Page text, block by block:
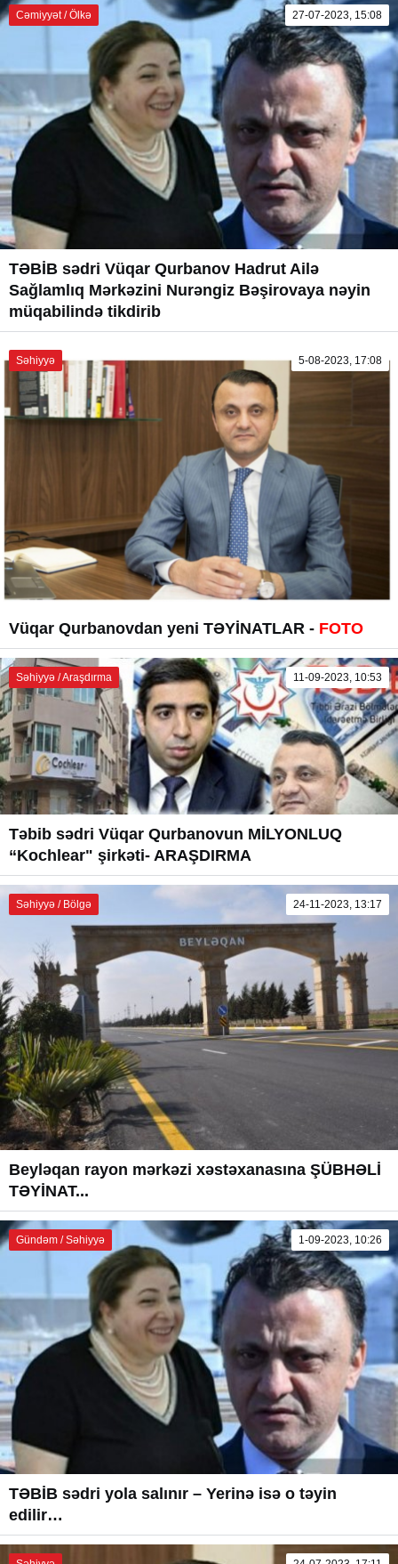
Cəmiyyət / Ölkə 27-07-2023, 15:08
TƏBİB sədri Vüqar Qurbanov Hadrut Ailə
Sağlamlıq Mərkəzini Nurəngiz Bəşirovaya nəyin
müqabilində tikdirib
Səhiyyə 5-08-2023, 17:08
Vüqar Qurbanovdan yeni TƏYİNATLAR - FOTO
Səhiyyə / Araşdırma 11-09-2023, 10:53
Təbib sədri Vüqar Qurbanovun MİLYONLUQ
“Kochlear" şirkəti- ARAŞDIRMA
Səhiyyə / Bölgə 24-11-2023, 13:17
Beyləqan rayon mərkəzi xəstəxanasına ŞÜBHƏLİ
TƏYİNAT...
Gündəm / Səhiyyə 1-09-2023, 10:26
TƏBİB sədri yola salınır – Yerinə isə o təyin
edilir…